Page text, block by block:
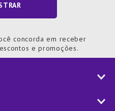
concorda em receber
e promoções.